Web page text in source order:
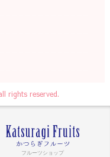
rights reserved.